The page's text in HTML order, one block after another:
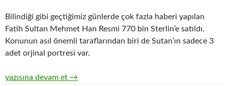
Bilindiği gibi geçtiğimiz günlerde çok fazla haberi yapılan
Fatih Sultan Mehmet Han Resmi 770 bin Sterlin’e satıldı.
Konunun asıl önemli taraflarından biri de Sutan’ın sadece 3
adet orjinal portresi var.
Fatih Sultan Mehmet’in portresi satıldı
yazısına devam et →